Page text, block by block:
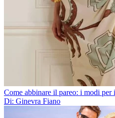
Come abbinare il pareo: i modi per
Di: Ginevra Fiano